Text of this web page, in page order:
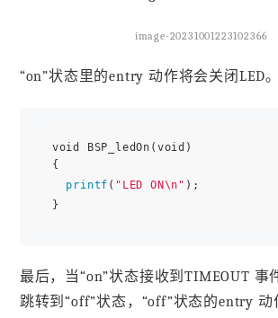
image-20231001223102366
“on”状态里的entry 动作将会关闭LED。
void BSP_ledOn(void)
{
printf ( "LED ON\n" );
最后，当“on”状态接收到TIMEOUT 事
跳转到“off”状态，“off”状态的entry 动